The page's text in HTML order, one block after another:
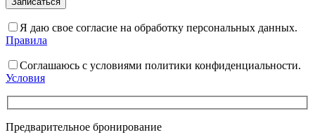
Я даю свое согласие на обработку персональных данных.
Правила
Соглашаюсь с условиями политики конфиденциальности.
Условия
Предварительное бронирование